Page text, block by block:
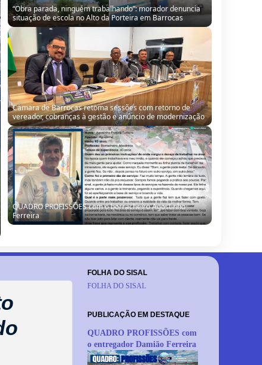
“Obra parada, ninguém trabalhando”: morador denuncia
situação de escola no Alto da Porteira em Barrocas
Câmara de Barrocas retoma sessões com retorno de
vereador, cobranças à gestão e anúncio de modernização
QUADRO PROFISSÕES com o borracheiro Agostinho
Ferreira
FOLHA DO SISAL
FOLHA DO SISAL
PUBLICAÇÃO EM DESTAQUE
QUADRO PROFISSÕES com
o entregador Damião Ferreira